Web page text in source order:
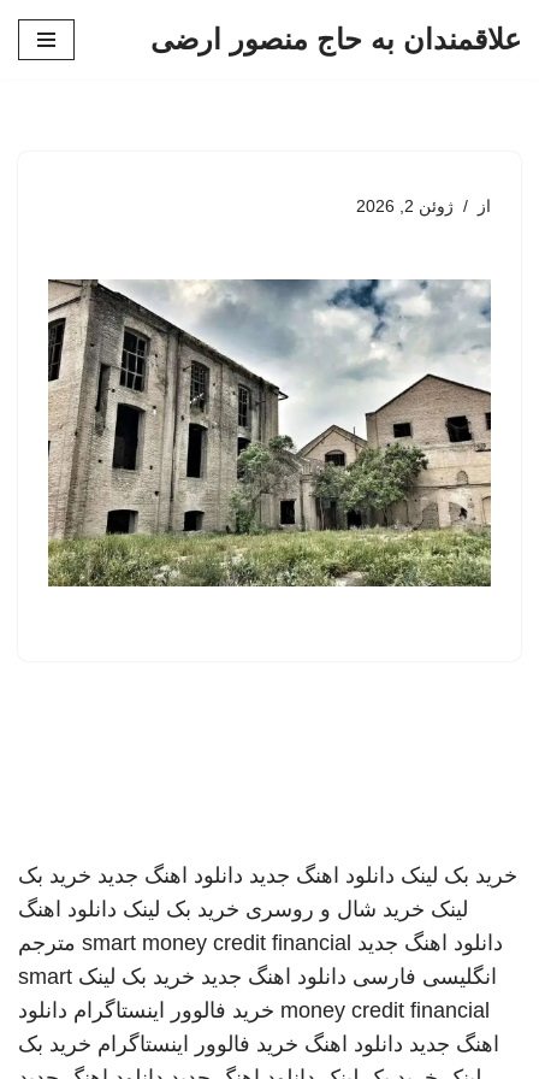
علاقمندان به حاج منصور ارضی
از ژوئن 2, 2026
خرید بک لینک دانلود اهنگ جدید دانلود اهنگ جدید خرید بک
لینک خرید شال و روسری خرید بک لینک دانلود اهنگ
دانلود اهنگ جدید smart money credit financial مترجم
انگلیسی فارسی دانلود اهنگ جدید خرید بک لینک smart
money credit financial خرید فالوور اینستاگرام دانلود
اهنگ جدید دانلود اهنگ خرید فالوور اینستاگرام خرید بک